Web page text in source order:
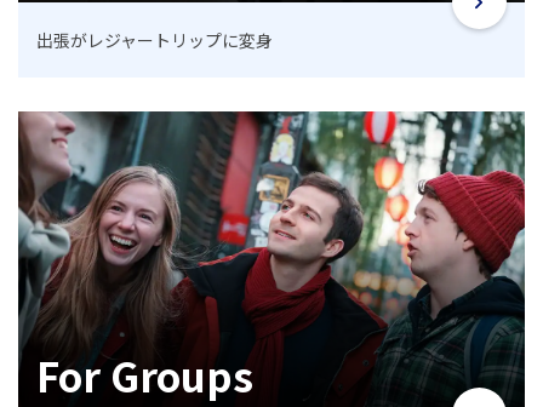
出張がレジャートリップに変身
For Groups